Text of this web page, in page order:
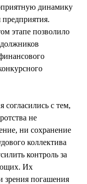
динамику
предприятия.
этапе позволило
согласились с тем,
не
ни сохранение
коллектива
контроль за
Их
зрения погашения